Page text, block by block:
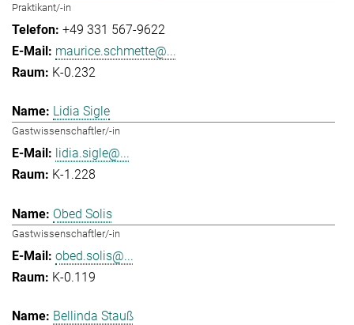
Praktikant/-in
+49 331 567-9622
maurice.schmette@...
K-0.232
Lidia Sigle
Gastwissenschaftler/-in
lidia.sigle@...
K-1.228
Obed Solis
Gastwissenschaftler/-in
obed.solis@...
K-0.119
Bellinda Stauß